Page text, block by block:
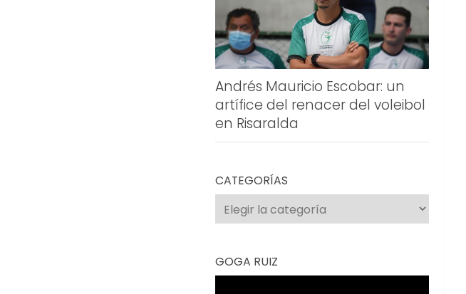
Andrés Mauricio Escobar: un
artífice del renacer del voleibol
en Risaralda
CATEGORÍAS
Categorías
GOGA RUIZ